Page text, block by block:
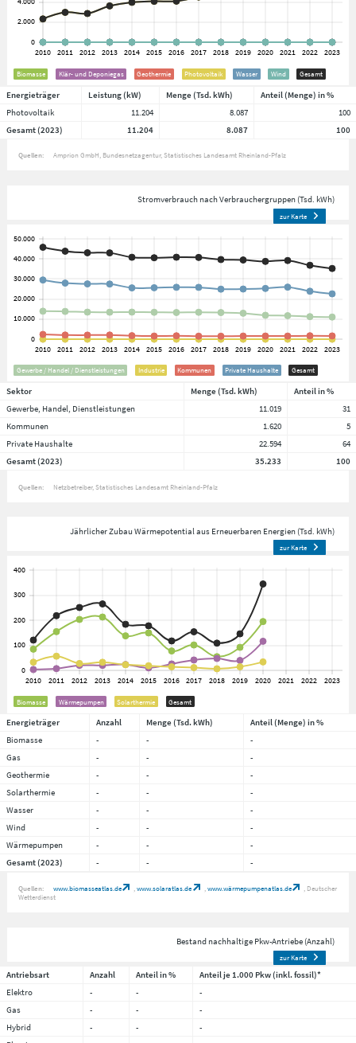
Biomasse Klär- und Deponiegas Geothermie Photovoltaik Wasser Wind Gesamt
Energieträger Leistung (kW) Menge (Tsd. kWh)
Anteil (Menge) in %
Photovoltaik
11.204 8.087
100
Gesamt (2023)
11.204 8.087 100
Quellen: Amprion GmbH Bundesnetzagentur Statistisches Landesamt Rheinland-Pfalz
Stromverbrauch nach Verbrauchergruppen (Tsd. kWh)
zur Karte
Gewerbe / Handel / Dienstleistungen Industrie Kommunen Private Haushalte Gesamt
Sektor Menge (Tsd. kWh)
Anteil in %
Gewerbe, Handel, Dienstleistungen
11.019
31
Kommunen
1.620
5
Private Haushalte
22.594
64
Gesamt (2023)
35.233 100
Quellen: Netzbetreiber Statistisches Landesamt Rheinland-Pfalz
Jährlicher Zubau Wärmepotential aus Erneuerbaren Energien (Tsd. kWh)
zur Karte
Biomasse Wärmepumpen Solarthermie Gesamt
Energieträger Anzahl Menge (Tsd. kWh)
Anteil (Menge) in %
Biomasse
- -
-
Gas
- -
-
Geothermie
- -
-
Solarthermie
- -
-
Wasser
- -
-
Wind
- -
-
Wärmepumpen
- -
-
Gesamt (2023)
- - -
Quellen: www.biomasseatlas.de www.solaratlas.de www.wärmepumpenatlas.de
Deutscher
Wetterdienst
Bestand nachhaltige Pkw-Antriebe (Anzahl)
zur Karte
Antriebsart Anzahl Anteil in %
Anteil je 1.000 Pkw (inkl. fossil)*
Elektro
- -
-
Gas
- -
-
Hybrid
- -
-